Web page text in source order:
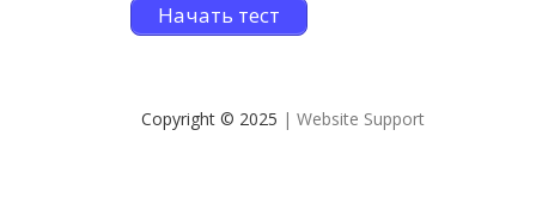
Начать тест
Copyright © 2025 | Website Support